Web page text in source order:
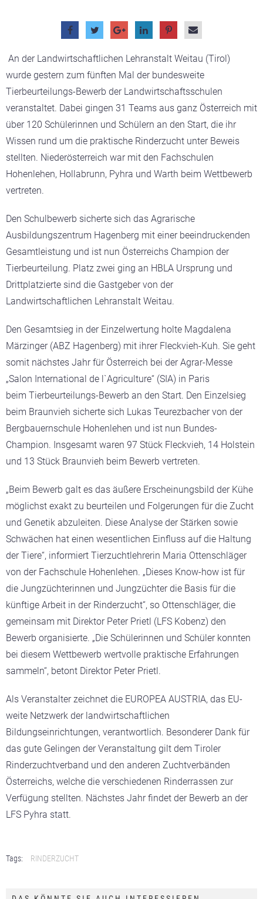
An der Landwirtschaftlichen Lehranstalt Weitau (Tirol)
wurde gestern zum fünften Mal der bundesweite
Tierbeurteilungs-Bewerb der Landwirtschaftsschulen
veranstaltet. Dabei gingen 31 Teams aus ganz Österreich mit
über 120 Schülerinnen und Schülern an den Start, die ihr
Wissen rund um die praktische Rinderzucht unter Beweis
stellten. Niederösterreich war mit den Fachschulen
Hohenlehen, Hollabrunn, Pyhra und Warth beim Wettbewerb
vertreten.
Den Schulbewerb sicherte sich das Agrarische
Ausbildungszentrum Hagenberg mit einer beeindruckenden
Gesamtleistung und ist nun Österreichs Champion der
Tierbeurteilung. Platz zwei ging an HBLA Ursprung und
Drittplatzierte sind die Gastgeber von der
Landwirtschaftlichen Lehranstalt Weitau.
Den Gesamtsieg in der Einzelwertung holte Magdalena
Märzinger (ABZ Hagenberg) mit ihrer Fleckvieh-Kuh. Sie geht
somit nächstes Jahr für Österreich bei der Agrar-Messe
„Salon International de l`Agriculture“ (SIA) in Paris
beim Tierbeurteilungs-Bewerb an den Start. Den Einzelsieg
beim Braunvieh sicherte sich Lukas Teurezbacher von der
Bergbauernschule Hohenlehen und ist nun Bundes-
Champion. Insgesamt waren 97 Stück Fleckvieh, 14 Holstein
und 13 Stück Braunvieh beim Bewerb vertreten.
„Beim Bewerb galt es das äußere Erscheinungsbild der Kühe
möglichst exakt zu beurteilen und Folgerungen für die Zucht
und Genetik abzuleiten. Diese Analyse der Stärken sowie
Schwächen hat einen wesentlichen Einfluss auf die Haltung
der Tiere“, informiert Tierzuchtlehrerin Maria Ottenschläger
von der Fachschule Hohenlehen. „Dieses Know-how ist für
die Jungzüchterinnen und Jungzüchter die Basis für die
künftige Arbeit in der Rinderzucht“, so Ottenschläger, die
gemeinsam mit Direktor Peter Prietl (LFS Kobenz) den
Bewerb organisierte. „Die Schülerinnen und Schüler konnten
bei diesem Wettbewerb wertvolle praktische Erfahrungen
sammeln“, betont Direktor Peter Prietl.
Als Veranstalter zeichnet die EUROPEA AUSTRIA, das EU-
weite Netzwerk der landwirtschaftlichen
Bildungseinrichtungen, verantwortlich. Besonderer Dank für
das gute Gelingen der Veranstaltung gilt dem Tiroler
Rinderzuchtverband und den anderen Zuchtverbänden
Österreichs, welche die verschiedenen Rinderrassen zur
Verfügung stellten. Nächstes Jahr findet der Bewerb an der
LFS Pyhra statt.
Tags: RINDERZUCHT